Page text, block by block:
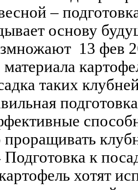
–
основу
13 фев
таких
проращивать
Подготовка к
хотят